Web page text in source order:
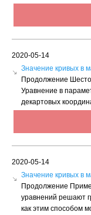
2020-05-14
Значение кривых в
Продолжение
Уравнение в
декартовых
2020-05-14
Значение кривых в
Продолжение
уравнений решают
как этим способом